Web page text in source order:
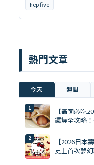
hep five
熱門文章
今天 週間
【福岡必吃
鑼燒全攻略
【2026日本
史上首次夢